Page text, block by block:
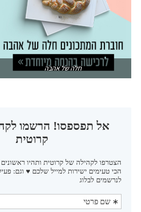
חלה של אהבה